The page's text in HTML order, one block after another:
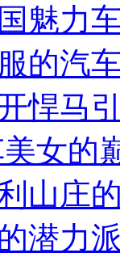
魅力
的汽
悍马
女的
山庄
潜力